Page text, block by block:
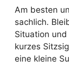
Am besten
sachlich.
Situation
kurzes
eine kleine